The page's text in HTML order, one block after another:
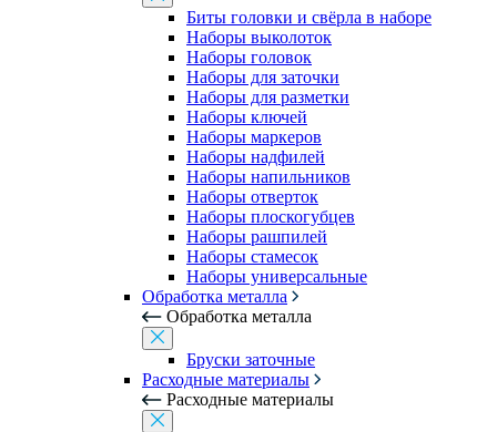
Биты головки и свёрла в наборе
Наборы выколоток
Наборы головок
Наборы для заточки
Наборы для разметки
Наборы ключей
Наборы маркеров
Наборы надфилей
Наборы напильников
Наборы отверток
Наборы плоскогубцев
Наборы рашпилей
Наборы стамесок
Наборы универсальные
Обработка металла
Обработка металла
Бруски заточные
Расходные материалы
Расходные материалы